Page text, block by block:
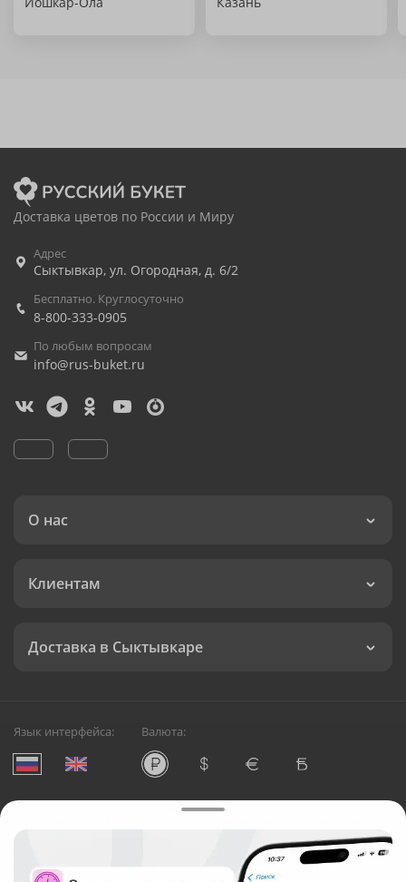
Доставка цветов по России и Миру
Адрес
Сыктывкар, ул. Огородная, д. 6/2
Бесплатно. Круглосуточно
8-800-333-0905
По любым вопросам
info@rus-buket.ru
О нас
Клиентам
Доставка в Сыктывкаре
Язык интерфейса: Валюта:
Служба круглосуточной доставки цветов в Сыктывкаре
Русский Букет, 2026
Общество с ограниченной ответственностью «Технология»